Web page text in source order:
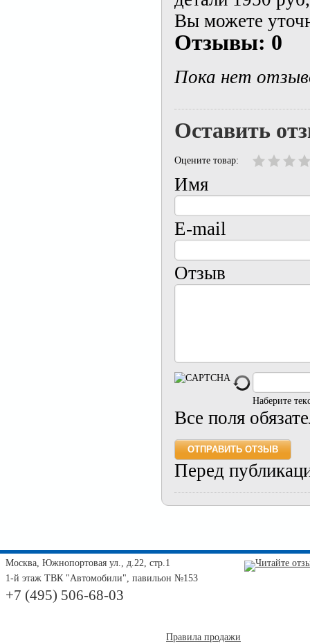
Вы можете
Отзывы: 0
Пока нет
Оставить
Оцените товар:
Имя
E-mail
Отзыв
Наберите
Все поля
Перед
Москва, Южнопортовая ул., д.22, стр.1
1-й этаж ТВК "Автомобили", павильон №153
+7 (495) 506-68-03
Правила продажи